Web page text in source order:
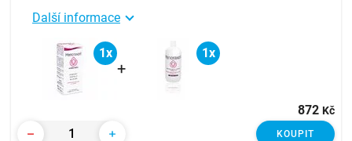
Další informace
1x
+
1x
872 Kč
KOUPIT